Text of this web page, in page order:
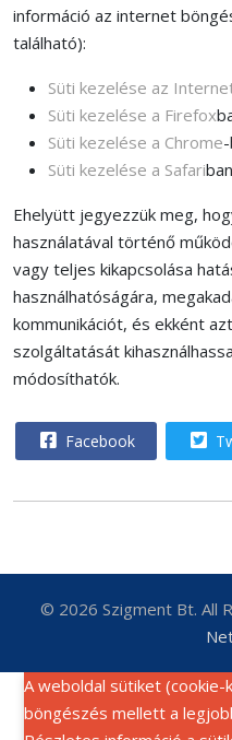
információ az internet
található):
Süti kezelése az
Süti kezelése a Firefox
Süti kezelése a Chrome
Süti kezelése a Safariban
Ehelyütt jegyezzük meg,
használatával történő
vagy teljes kikapcsolása
használhatóságára,
kommunikációt, és ekként
szolgáltatását
módosíthatók.
Facebook
© 2026 Szigment Bt. All
A weboldal sütiket
böngészés mellett a